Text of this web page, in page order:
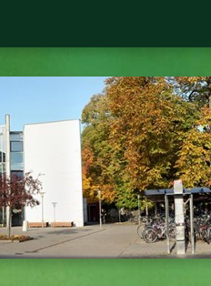
Panketal